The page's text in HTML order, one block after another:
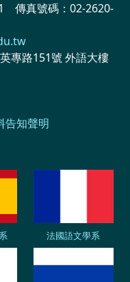
傳真號碼：02-2620-
專路151號 外語大樓
告知聲明
法國語文學系